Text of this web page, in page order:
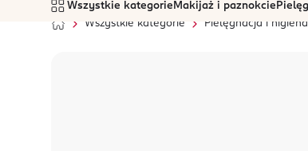
Wszystkie kategorie Makijaż i paznokcie
Wszystkie kategorie
Pielęgnacja i higiena